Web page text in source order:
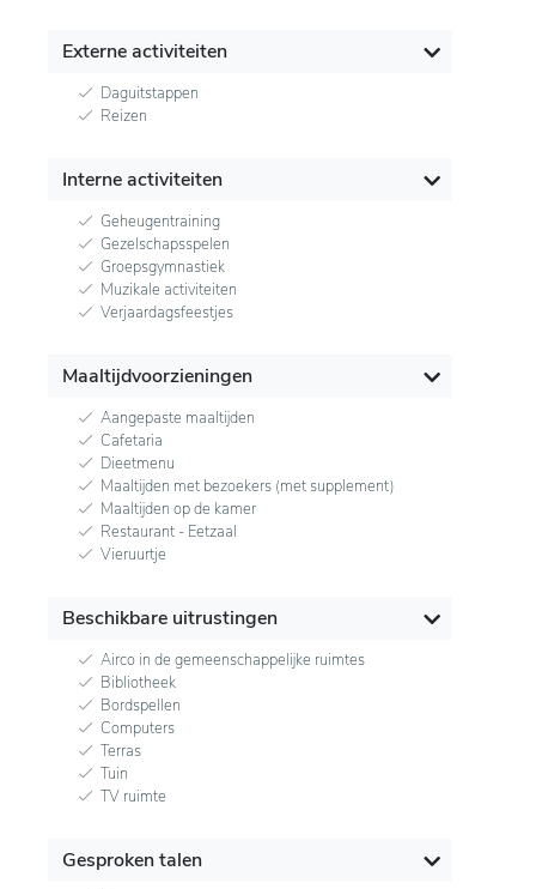
Externe activiteiten
Daguitstappen
Reizen
Interne activiteiten
Geheugentraining
Gezelschapsspelen
Groepsgymnastiek
Muzikale activiteiten
Verjaardagsfeestjes
Maaltijdvoorzieningen
Aangepaste maaltijden
Cafetaria
Dieetmenu
Maaltijden met bezoekers (met supplement)
Maaltijden op de kamer
Restaurant - Eetzaal
Vieruurtje
Beschikbare uitrustingen
Airco in de gemeenschappelijke ruimtes
Bibliotheek
Bordspellen
Computers
Terras
Tuin
TV ruimte
Gesproken talen